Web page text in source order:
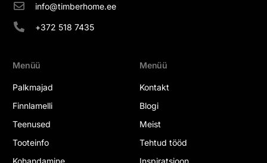
info@timberhome.ee
+372 518 7435
Menüü
Palkmajad
Finnlamelli
Teenused
Tooteinfo
Kohandamine
Menüü
Kontakt
Blogi
Meist
Tehtud tööd
Inspiratsioon